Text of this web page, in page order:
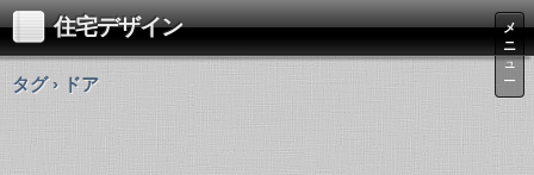
住宅デザイン
メ
ニ
ュ
ー
タグ › ドア